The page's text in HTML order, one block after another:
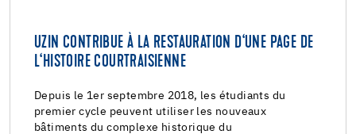
UZIN CONTRIBUE À LA RESTAURATION D‘UNE PAGE DE
L‘HISTOIRE COURTRAISIENNE
Depuis le 1er septembre 2018, les étudiants du
premier cycle peuvent utiliser les nouveaux
bâtiments du complexe historique du